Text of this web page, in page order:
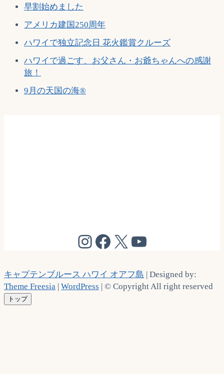
早割始めました
アメリカ建国250周年
ハワイで独立記念日 花火鑑賞クルーズ
ハワイで過ごす、お父さん・お爺ちゃんへの感謝
旅！
9月の天国の海®
@cptbruce_hi
@cptbrucehi
@cptbruce_hi
キャプテンブルース ハワイ オアフ島 | Designed by:
Theme Freesia WordPress | © Copyright All right reserved
トップ